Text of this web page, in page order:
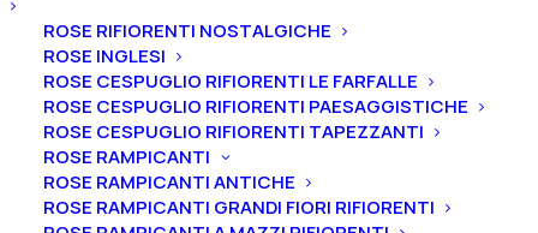
ROSE RIFIORENTI NOSTALGICHE
ROSE INGLESI
ROSE CESPUGLIO RIFIORENTI LE FARFALLE
ROSE CESPUGLIO RIFIORENTI PAESAGGISTICHE
ROSE CESPUGLIO RIFIORENTI TAPEZZANTI
ROSE RAMPICANTI
ROSE RAMPICANTI ANTICHE
ROSE RAMPICANTI GRANDI FIORI RIFIORENTI
Iris germanica “Goldkist”
From6,00€
L’iris germanica “Goldkist”havessilli bianchi, ali